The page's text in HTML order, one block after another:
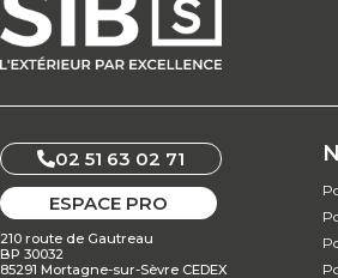
02 51 63 02 71
ESPACE PRO
210 route de Gautreau
BP 30032
85291 Mortagne-sur-Sèvre CEDEX